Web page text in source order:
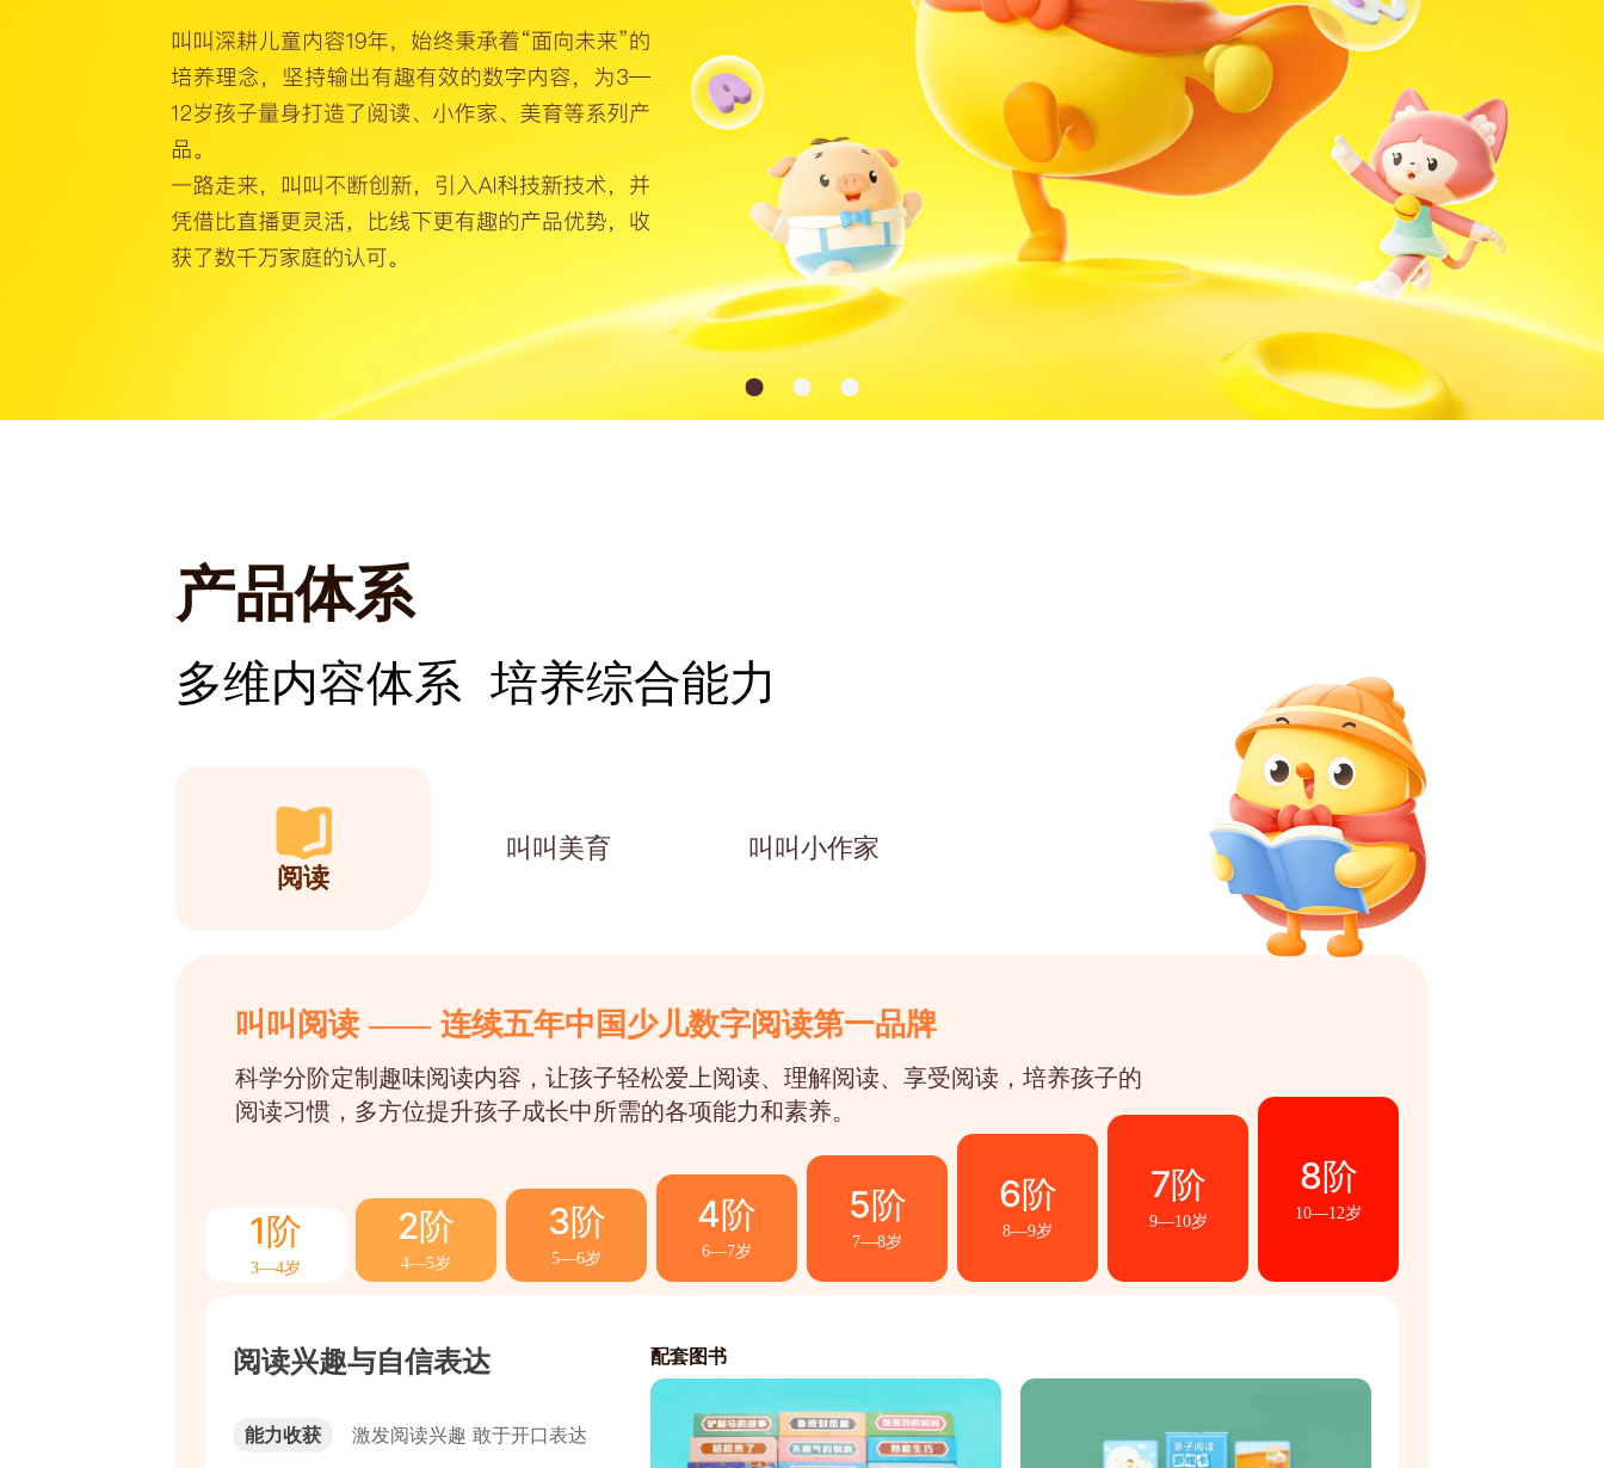
产品体系
多维内容体系 培养综合能力
阅读
叫叫美育 叫叫小作家
叫叫阅读 —— 连续五年中国少儿数字阅读第一品牌
科学分阶定制趣味阅读内容，让孩子轻松爱上阅读、理解阅读、享受阅读，培养孩子的
阅读习惯，多方位提升孩子成长中所需的各项能力和素养。
1阶
3—4岁
2阶
4—5岁
3阶
5—6岁
4阶
6—7岁
5阶
7—8岁
6阶
8—9岁
7阶
9—10岁
8阶
10—12岁
阅读兴趣与自信表达
能力收获 激发阅读兴趣 敢于开口表达
配套图书
阅读习惯与口才养成
能力收获 培养阅读习惯 提升识字与表达
配套图书
阅读能力与国学经典
能力收获 养成阅读习惯 熟悉看图说话
配套图书
自主阅读与趣味创作
能力收获 培养自主阅读 学会看图写话
配套图书
阅读积累与创作技巧
能力收获 实现自主阅读 掌握基础写话结构
配套图书
策略阅读与创意表达
能力收获 掌握阅读方法 学会主题创作
配套图书
阅读素养与理解提升
能力收获 强化理解能力 攻克阅读重难点
配套图书
深度阅读与自主探究
能力收获 阅读理解进阶 巧用创作技巧
配套图书